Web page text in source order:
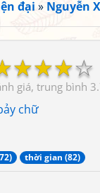
đại » Nguyễn
☆
☆
☆
☆
chữ
thời gian (82)